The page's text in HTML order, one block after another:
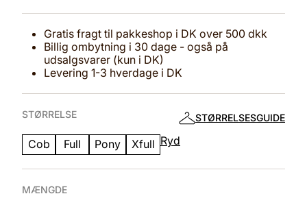
Gratis fragt til pakkeshop i DK over 500 dkk
Billig ombytning i 30 dage - også på
udsalgsvarer (kun i DK)
Levering 1-3 hverdage i DK
STØRRELSE
Cob Full Pony Xfull
STØRRELSESGUIDE
Ryd
MÆNGDE